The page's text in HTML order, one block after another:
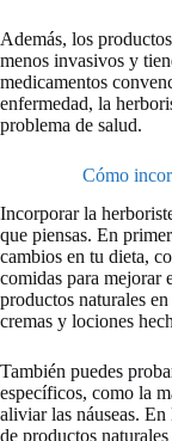
Además, los
menos invasivos y
medicamentos
enfermedad, la
problema de salud.
Cómo
Incorporar la
que piensas. En
cambios en tu dieta,
comidas para mejorar
productos naturales
cremas y lociones
También puedes
específicos, como la
aliviar las náuseas.
de productos